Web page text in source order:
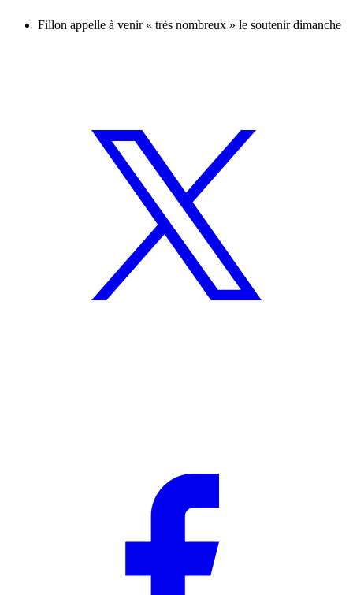
Fillon appelle à venir « très nombreux » le soutenir dimanche